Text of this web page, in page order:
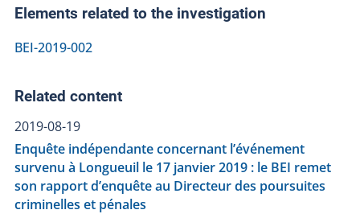
Elements related to the investigation
BEI-2019-002
Related content
2019-08-19
Enquête indépendante concernant l’événement
survenu à Longueuil le 17 janvier 2019 : le BEI remet
son rapport d’enquête au Directeur des poursuites
criminelles et pénales